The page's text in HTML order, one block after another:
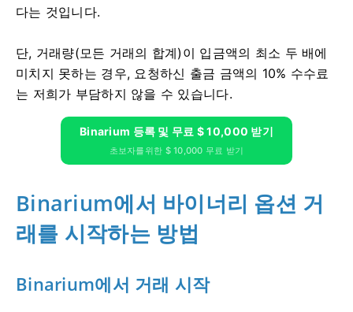
다는 것입니다.
단, 거래량(모든 거래의 합계)이 입금액의 최소 두 배에
미치지 못하는 경우, 요청하신 출금 금액의 10% 수수료
는 저희가 부담하지 않을 수 있습니다.
Binarium 등록 및 무료 $ 10,000 받기
초보자를위한 $ 10,000 무료 받기
Binarium에서 바이너리 옵션 거
래를 시작하는 방법
Binarium에서 거래 시작